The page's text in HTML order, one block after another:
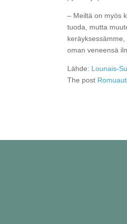
– Meiltä on myös
tuoda, mutta
oman veneensä
Lähde: Lounais-
The post